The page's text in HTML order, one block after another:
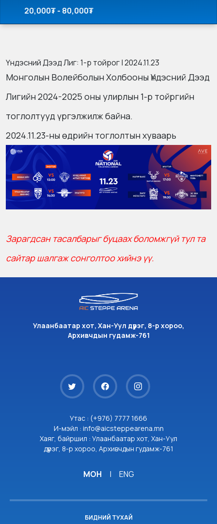
20,000₮ - 80,000₮
Үндэсний Дээд Лиг: 1-р тойрог | 2024.11.23
Монголын Волейболын Холбооны Үндэсний Дээд
Лигийн 2024-2025 оны улирлын 1-р тойргийн
тоглолтууд үргэлжилж байна.
2024.11.23-ны өдрийн тоглолтын хуваарь
Зарагдсан тасалбарыг буцаах боломжгүй тул та
сайтар шалгаж сонголтоо хийнэ үү.
Улаанбаатар хот, Хан-Уул дүүрэг, 8-р хороо,
Архивчдын гудамж-761
Утас : (+976) 7777 1666
И-мэйл : info@aicsteppearena.mn
Хаяг, байршил : Улаанбаатар хот, Хан-Уул
дүүрэг, 8-р хороо, Архивчдын гудамж-761
МОН | ENG
БИДНИЙ ТУХАЙ